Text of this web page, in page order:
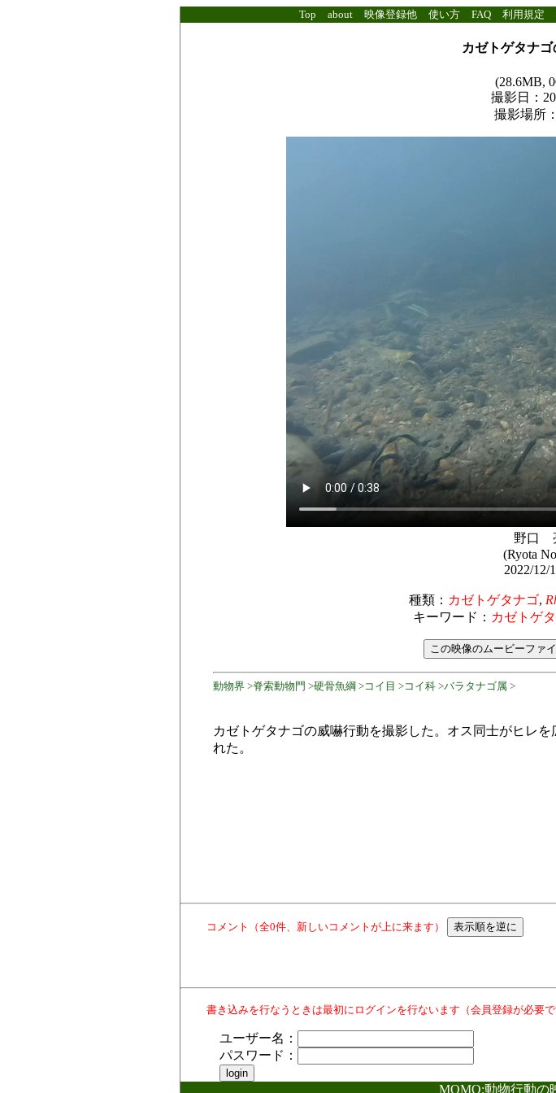
Top about 映像登録他 使い方 FAQ 利用規定
カゼトゲタナ
(28.6MB,
撮影日：
撮影場所
野口
(Ryota
2022/12/
種類： カゼトゲタナゴ,
キーワード： カゼトゲ
動物界 >脊索動物門 >硬骨魚綱 >コイ目 >コイ科 >バラタナゴ属 >
カゼトゲタナゴの威嚇行動を撮影した。オス同士がヒレ
れた。
コメント（全0件、新しいコメントが上に来ます）
書き込みを行なうときは最初にログインを行ないます（会員登録が必要で
ユーザー名：
パスワード：
MOMO:動物行動の